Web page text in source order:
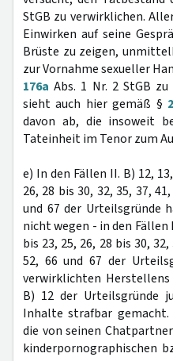
StGB zu verwirklichen.
Einwirken auf seine
Brüste zu zeigen,
zur Vornahme sexueller
176a Abs. 1 Nr. 2 StGB
sieht auch hier gemäß §
davon ab, die insoweit
Tateinheit im Tenor zum
e) In den Fällen II. B) 12,
26, 28 bis 30, 32, 35, 37,
und 67 der Urteilsgründe
nicht wegen - in den Fällen
bis 23, 25, 26, 28 bis 30,
52, 66 und 67 der
verwirklichten
B) 12 der Urteilsgründe
Inhalte strafbar
die von seinen
kinderpornographischen